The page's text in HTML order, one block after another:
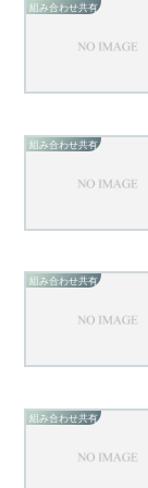
組み合わせ共有
組み合わせ共有
組み合わせ共有
組み合わせ共有